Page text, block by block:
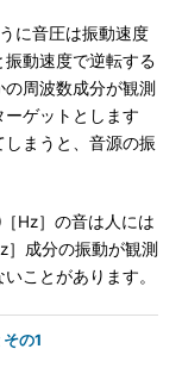
に音圧は振動速度
動速度で逆転する
周波数成分が観測
ゲットとします
まうと、音源の振
Hz］の音は人には
］成分の振動が観測
ことがあります。
の1